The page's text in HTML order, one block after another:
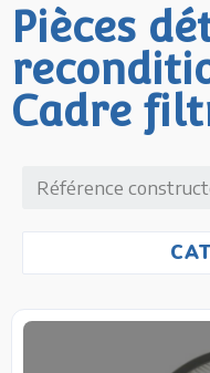
Pièces
Cadre